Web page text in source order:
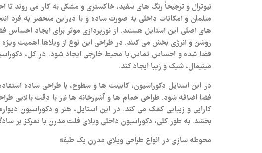
نیوترال و ترجیحاً رنگ‌ های سفید، خاکستری و مشکی به کار می‌ روند
مبلمان و امکانات داخلی به صورت ساده و با دیزاین منحصر به فرد
های اصلی این استایل هستند. از نورپردازی موثر برای ایجاد احساس
روشن و انرژی‌ بخش می‌ کنند. در طراحی این نوع از ویلاها اهمیت
فضا شده و احساس تماس با محیط خارجی ایجاد شود. در کل،
مینیمال، شیک و زیبا ایجاد کند.
در این استایل دکوراسیون، کابینت‌ ها و سطوح، با طراحی ساده
فضا اضافه شود. طراحی حمام‌ ها و آشپزخانه‌ ها نیز با دقت بالایی
کارایی و زیبایی کمک می‌ کند. در این استایل، هنر و دکوراسیون
بخشد. به طور کلی، دکوراسیون داخلی ویلای فلت مدرن با تمرکز بر
محوطه سازی در انواع طراحی ویلای مدرن یک طبقه